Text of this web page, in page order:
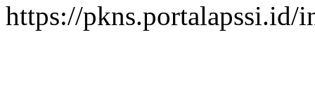
https://pkns.portalapssi.id/